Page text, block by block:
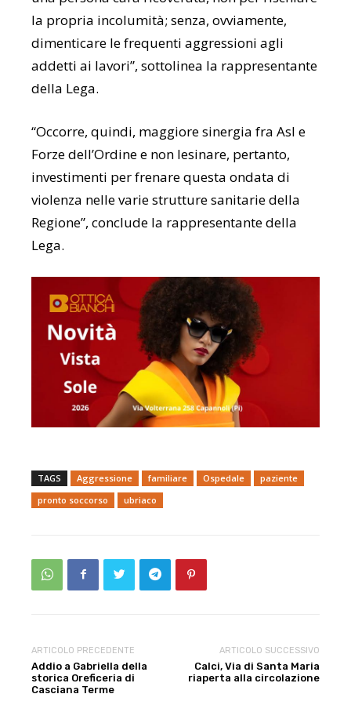
la propria incolumità; senza, ovviamente,
dimenticare le frequenti aggressioni agli
addetti ai lavori”, sottolinea la rappresentante
della Lega.
“Occorre, quindi, maggiore sinergia fra Asl e
Forze dell’Ordine e non lesinare, pertanto,
investimenti per frenare questa ondata di
violenza nelle varie strutture sanitarie della
Regione”, conclude la rappresentante della
Lega.
TAGS Aggressione familiare Ospedale
paziente
pronto soccorso
ubriaco
ARTICOLO PRECEDENTE
Addio a Gabriella della
storica Oreficeria di
Casciana Terme
ARTICOLO SUCCESSIVO
Calci, Via di Santa Maria
riaperta alla circolazione